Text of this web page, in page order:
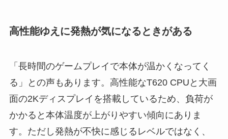
高性能ゆえに発熱が気になるときがある
「長時間のゲームプレイで本体が温かくなってく
る」との声もあります。高性能なT620 CPUと大画
面の2Kディスプレイを搭載しているため、負荷が
かかると本体温度が上がりやすい傾向にありま
す。ただし発熱が不快に感じるレベルではなく、